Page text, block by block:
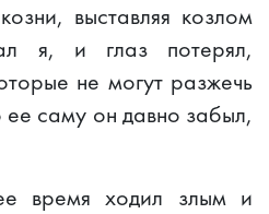
выставляя козлом
я, и глаз потерял,
не могут разжечь
ее саму он давно забыл,
время ходил злым и